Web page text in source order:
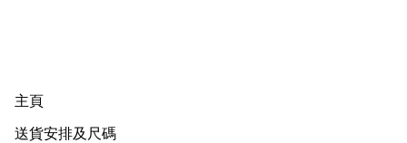
主頁
送貨安排及尺碼